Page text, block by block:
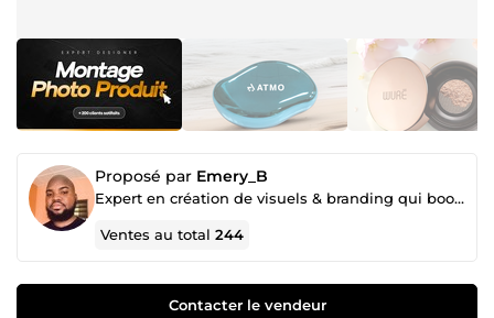
Proposé par Emery_B
Expert en création de visuels & branding qui boostent vos ventes 🚀
Ventes au total244
Contacter le vendeur